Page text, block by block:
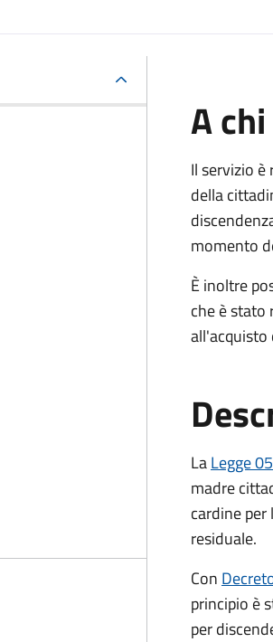
A
Il servizio
della
momento
È inoltre
che è stato
all'acquisto
LaLegge
madre
cardine
residuale.
Con
principio è
per